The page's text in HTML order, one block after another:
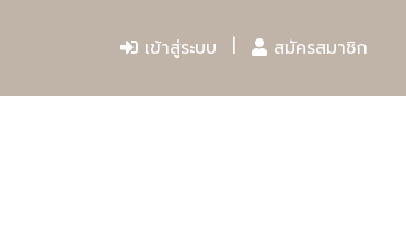
เข้าสู่ระบบ สมัครสมาชิก